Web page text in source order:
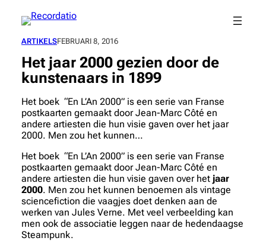
naar
inhoudARTIKELSFEBRUARI 8, 2016
Het jaar 2000 gezien door de
kunstenaars in 1899
Het boek “En L’An 2000” is een serie van Franse
postkaarten gemaakt door Jean-Marc Côté en
andere artiesten die hun visie gaven over het jaar
2000. Men zou het kunnen…
Het boek “En L’An 2000” is een serie van Franse
postkaarten gemaakt door Jean-Marc Côté en
andere artiesten die hun visie gaven over het jaar
2000. Men zou het kunnen benoemen als vintage
sciencefiction die vaagjes doet denken aan de
werken van Jules Verne. Met veel verbeelding kan
men ook de associatie leggen naar de hedendaagse
Steampunk.